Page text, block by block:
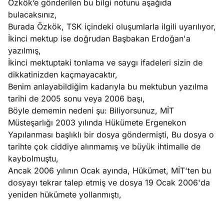
Özkök‘e gönderilen bu bilgi notunu aşağıda
bulacaksınız,
Burada Özkök, TSK içindeki oluşumlarla ilgili uyarılıyor,
İkinci mektup ise doğrudan Başbakan Erdoğan'a
yazılmış,
İkinci mektuptaki tonlama ve saygı ifadeleri sizin de
dikkatinizden kaçmayacaktır,
Benim anlayabildiğim kadarıyla bu mektubun yazılma
tarihi de 2005 sonu veya 2006 başı,
Böyle dememin nedeni şu: Biliyorsunuz, MİT
Müsteşarlığı 2003 yılında Hükümete Ergenekon
Yapılanması başlıklı bir dosya göndermişti, Bu dosya o
tarihte çok ciddiye alınmamış ve büyük ihtimalle de
kaybolmuştu,
Ancak 2006 yılının Ocak ayında, Hükümet, MİT'ten bu
dosyayı tekrar talep etmiş ve dosya 19 Ocak 2006'da
yeniden hükümete yollanmıştı,